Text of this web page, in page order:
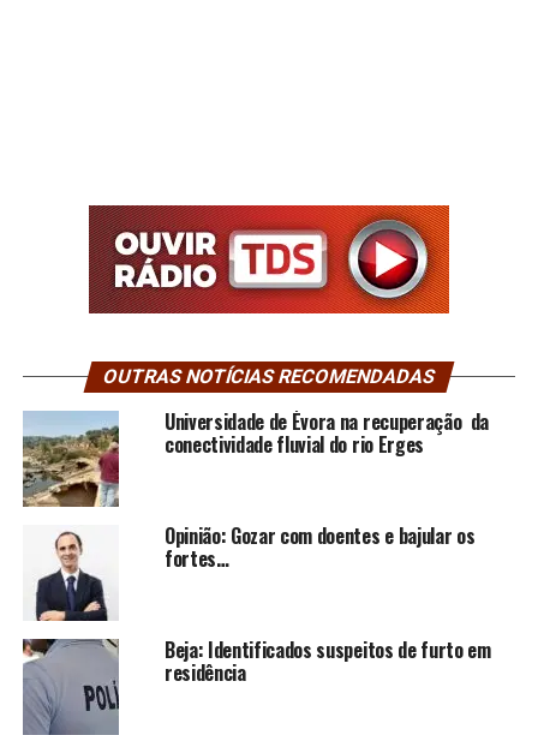
OUTRAS NOTÍCIAS RECOMENDADAS
Universidade de Évora na recuperação da
conectividade fluvial do rio Erges
Opinião: Gozar com doentes e bajular os
fortes…
Beja: Identificados suspeitos de furto em
residência